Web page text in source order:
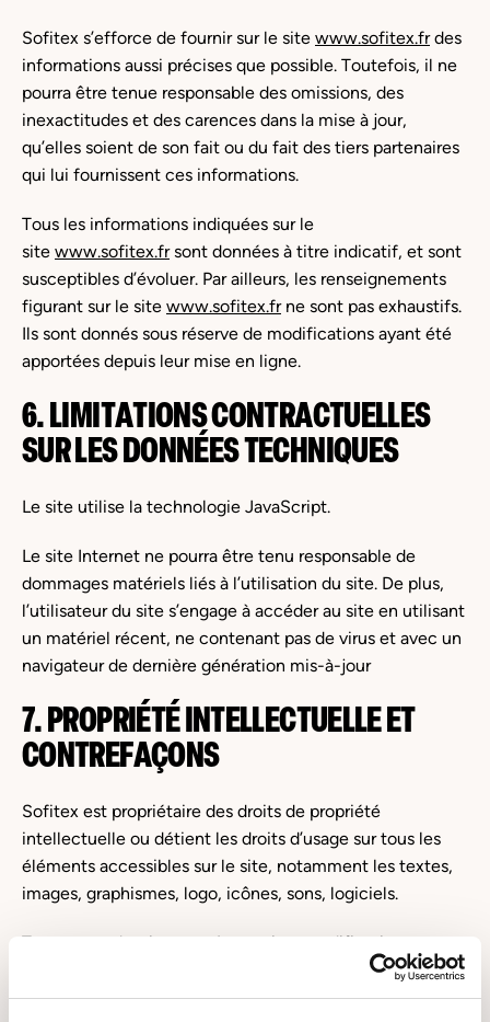
Sofitex s’efforce de fournir sur le site www.sofitex.frdes
informations aussi précises que possible. Toutefois, il ne
pourra être tenue responsable des omissions, des
inexactitudes et des carences dans la mise à jour,
qu’elles soient de son fait ou du fait des tiers partenaires
qui lui fournissent ces informations.
Tous les informations indiquées sur le
site www.sofitex.frsont données à titre indicatif, et sont
susceptibles d’évoluer. Par ailleurs, les renseignements
figurant sur le site www.sofitex.frne sont pas exhaustifs.
Ils sont donnés sous réserve de modifications ayant été
apportées depuis leur mise en ligne.
6. LIMITATIONS CONTRACTUELLES
SUR LES DONNÉES TECHNIQUES
Le site utilise la technologie JavaScript.
Le site Internet ne pourra être tenu responsable de
dommages matériels liés à l’utilisation du site. De plus,
l’utilisateur du site s’engage à accéder au site en utilisant
un matériel récent, ne contenant pas de virus et avec un
navigateur de dernière génération mis-à-jour
7. PROPRIÉTÉ INTELLECTUELLE ET
CONTREFAÇONS
Sofitex est propriétaire des droits de propriété
intellectuelle ou détient les droits d’usage sur tous les
éléments accessibles sur le site, notamment les textes,
images, graphismes, logo, icônes, sons, logiciels.
Toute reproduction, représentation, modification,
publication, adaptation de tout ou partie des éléments
du site, quel que soit le moyen ou le procédé utilisé, est